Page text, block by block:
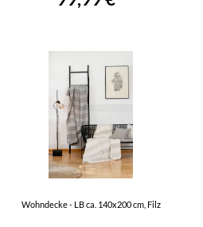
Wohndecke - LB ca. 140x200 cm, Filz